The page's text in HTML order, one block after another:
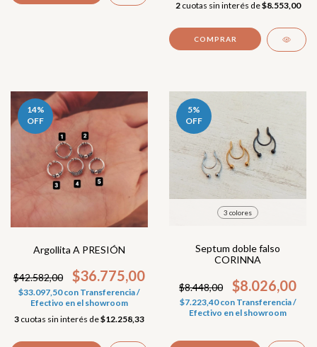
2 cuotas sin interés de$8.553,00
COMPRAR
14%
OFF
Argollita A PRESIÓN
$42.582,00 $36.775,00
$33.097,50con Transferencia /
Efectivo en el showroom
3 cuotas sin interés de$12.258,33
5%
OFF
3 colores
Septum doble falso
CORINNA
$8.448,00 $8.026,00
$7.223,40con Transferencia /
Efectivo en el showroom